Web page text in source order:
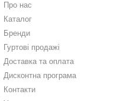
Про нас
Каталог
Бренди
Гуртові продажі
Доставка та оплата
Дисконтна програма
Контакти